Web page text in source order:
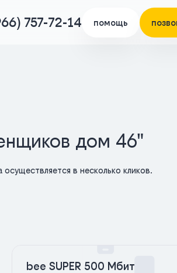
757-72-14 помощь
дом 46"
в несколько кликов.
bee SUPER 500 Мбит